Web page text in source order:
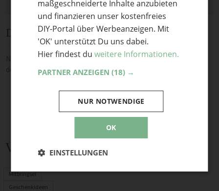
Diskussion
Noch keine Kommentare — sei die Erste oder der Erste und teile
deine Meinung.
Verwandte Themen
Mitbringsel
Geschenkideen
maßgeschneiderte Inhalte anzubieten
und finanzieren unser kostenfreies
DIY-Portal über Werbeanzeigen. Mit
'OK' unterstützt Du uns dabei.
Hier findest du weitere Informationen.
PARTNER ANZEIGEN (18) →
OK
NUR NOTWENDIGE
EINSTELLUNGEN